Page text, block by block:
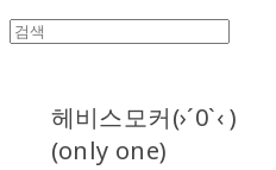
헤비스모커(›´0`‹ )
(only one)